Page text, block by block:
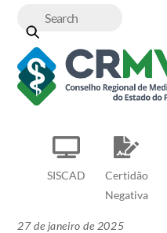
content
SISCAD
Certidão
Negativa
27 de janeiro de 2025